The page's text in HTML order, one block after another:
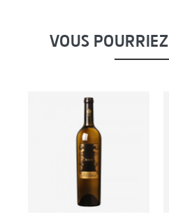
VOUS